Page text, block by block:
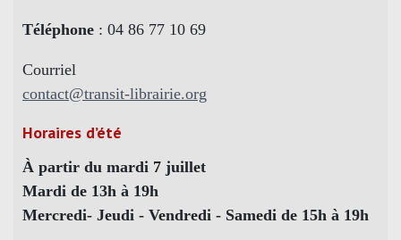
Téléphone : 04 86 77 10 69
Courriel
contact@transit-librairie.org
Horaires d’été
À partir du mardi 7 juillet
Mardi de 13h à 19h
Mercredi- Jeudi - Vendredi - Samedi de 15h à 19h